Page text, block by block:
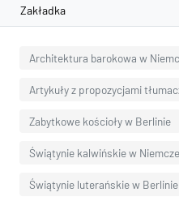
Zakładka
Architektura barokowa w
Artykuły z propozycjami
Zabytkowe kościoły w Berlinie
Świątynie kalwińskie w
Świątynie luterańskie w Berlinie